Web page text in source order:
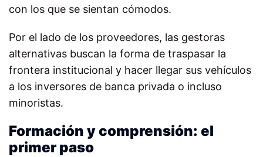
con los que se sientan cómodos.
Por el lado de los proveedores, las gestoras
alternativas buscan la forma de traspasar la
frontera institucional y hacer llegar sus vehículos
a los inversores de banca privada o incluso
minoristas.
Formación y comprensión: el
primer paso